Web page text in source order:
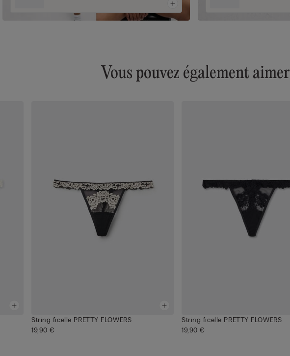
Vous pouvez également aimer
String ficelle PRETTY FLOWERS
19,90 €
String ficelle PRETTY FLOWERS
19,90 €